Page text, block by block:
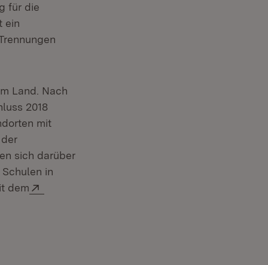
für die
ein
Land. Nach
2018
mit
sich darüber
in
dem